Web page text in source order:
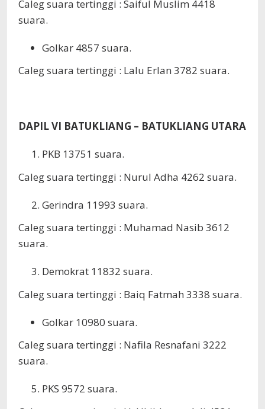
Caleg suara tertinggi : Saiful Muslim 4418
suara.
Golkar 4857 suara.
Caleg suara tertinggi : Lalu Erlan 3782 suara.
DAPIL VI BATUKLIANG – BATUKLIANG UTARA
PKB 13751 suara.
Caleg suara tertinggi : Nurul Adha 4262 suara.
Gerindra 11993 suara.
Caleg suara tertinggi : Muhamad Nasib 3612
suara.
Demokrat 11832 suara.
Caleg suara tertinggi : Baiq Fatmah 3338 suara.
Golkar 10980 suara.
Caleg suara tertinggi : Nafila Resnafani 3222
suara.
PKS 9572 suara.